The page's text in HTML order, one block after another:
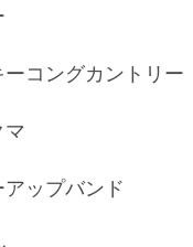
ーコングカントリー
マ
アップバンド